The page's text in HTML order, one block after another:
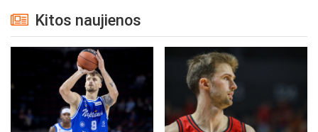
Kitos naujienos